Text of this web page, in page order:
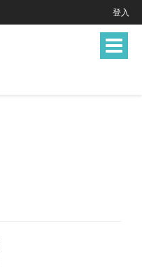
登入
Toggle